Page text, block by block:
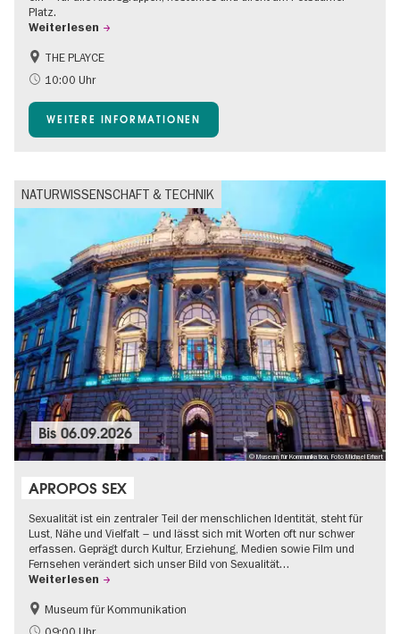
Platz.
Weiterlesen
Barrierefrei
Food
Kinder
Shopping
THE PLAYCE
10:00 Uhr
WEITERE INFORMATIONEN
NATURWISSENSCHAFT & TECHNIK
© Museum für Kommunikation, Foto Michael Erhart
Bis06.09.2026
APROPOS SEX
Sexualität ist ein zentraler Teil der menschlichen Identität, steht für
Lust, Nähe und Vielfalt – und lässt sich mit Worten oft nur schwer
erfassen. Geprägt durch Kultur, Erziehung, Medien sowie Film und
Fernsehen verändert sich unser Bild von Sexualität…
Weiterlesen
Politik & Gesellschaft
Teenager
Museum für Kommunikation